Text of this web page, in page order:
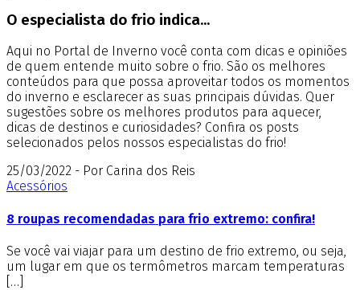
O especialista do frio indica...
Aqui no Portal de Inverno você conta com dicas e opiniões
de quem entende muito sobre o frio. São os melhores
conteúdos para que possa aproveitar todos os momentos
do inverno e esclarecer as suas principais dúvidas. Quer
sugestões sobre os melhores produtos para aquecer,
dicas de destinos e curiosidades? Confira os posts
selecionados pelos nossos especialistas do frio!
25/03/2022 - Por Carina dos Reis
Acessórios
8 roupas recomendadas para frio extremo: confira!
Se você vai viajar para um destino de frio extremo, ou seja,
um lugar em que os termômetros marcam temperaturas
[…]